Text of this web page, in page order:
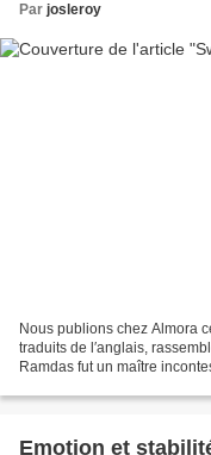
Par josleroy
Nous publions chez Almora
traduits de l′anglais,
Ramdas fut un maître
Emotion et